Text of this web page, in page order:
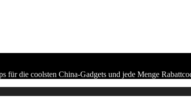
die coolsten China-Gadgets und jede Menge